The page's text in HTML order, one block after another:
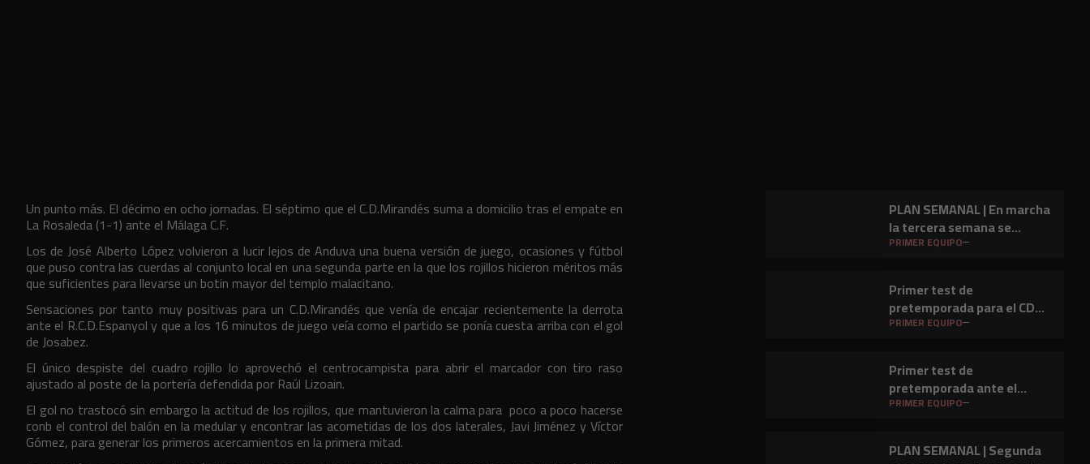
Un punto más. El décimo en ocho jornadas. El séptimo que el C.D.Mirandés suma a domicilio tras el empate en
La Rosaleda (1-1) ante el Málaga C.F.
Los de José Alberto López volvieron a lucir lejos de Anduva una buena versión de juego, ocasiones y fútbol
que puso contra las cuerdas al conjunto local en una segunda parte en la que los rojillos hicieron méritos más
que suficientes para llevarse un botin mayor del templo malacitano.
Sensaciones por tanto muy positivas para un C.D.Mirandés que venía de encajar recientemente la derrota
ante el R.C.D.Espanyol y que a los 16 minutos de juego veía como el partido se ponía cuesta arriba con el gol
de Josabez.
El único despiste del cuadro rojillo lo aprovechó el centrocampista para abrir el marcador con tiro raso
ajustado al poste de la portería defendida por Raúl Lizoain.
El gol no trastocó sin embargo la actitud de los rojillos, que mantuvieron la calma para poco a poco hacerse
conb el control del balón en la medular y encontrar las acometidas de los dos laterales, Javi Jiménez y Víctor
Gómez, para generar los primeros acercamientos en la primera mitad.
PLAN SEMANAL | En marcha
la tercera semana se
preparación
PRIMER EQUIPO
Primer test de
pretemporada para el CD
Mirandés en Lasesarre
PRIMER EQUIPO
Primer test de
pretemporada ante el
Barakaldo CF
PRIMER EQUIPO
PLAN SEMANAL | Segunda